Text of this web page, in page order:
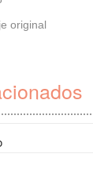
original